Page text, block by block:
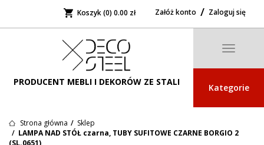
Koszyk (0)0.00 zł Załóż konto Zaloguj się
PRODUCENT MEBLI I DEKORÓW ZE STALI
Toggle
Kategorie
Strona główna
Sklep
LAMPA NAD STÓŁ czarna, TUBY SUFITOWE CZARNE BORGIO 2